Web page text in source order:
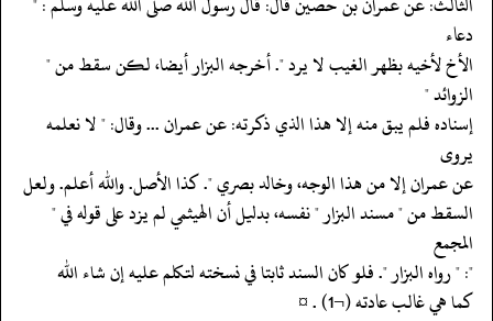
دعاء
‏‏‏‏الأخ لأخيه بظهر الغيب لا يرد ". أخرجه البزار أيضا، لكن سقط من "
الزوائد "
‏‏‏‏إسناده فلم يبق منه إلا هذا الذي ذكرته: عن عمران ... وقال: " لا نعلمه
يروى
‏‏‏‏عن عمران إلا من هذا الوجه، وخالد بصري ". كذا الأصل. والله أعلم. ولعل
‏‏‏‏السقط من " مسند البزار " نفسه، بدليل أن الهيثمي لم يزد على قوله في "
المجمع
‏‏‏‏": " رواه البزار ". فلو كان السند ثابتا في نسخته لتكلم عليه إن شاء الله
‏‏‏‏كما هي غالب عادته (¬1) . ¤